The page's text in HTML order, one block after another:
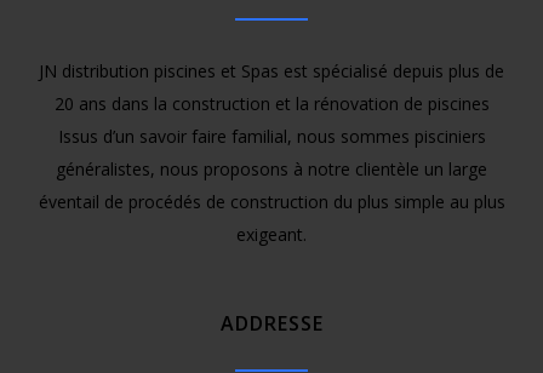
JN distribution piscines et Spas est spécialisé depuis plus de
20 ans dans la construction et la rénovation de piscines
Issus d’un savoir faire familial, nous sommes pisciniers
généralistes, nous proposons à notre clientèle un large
éventail de procédés de construction du plus simple au plus
exigeant.
ADDRESSE